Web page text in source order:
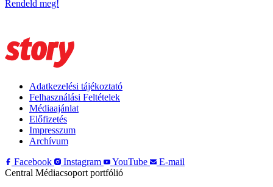
Rendeld meg!
Adatkezelési tájékoztató
Felhasználási Feltételek
Médiaajánlat
Előfizetés
Impresszum
Archívum
Facebook
Instagram YouTube
E-mail
Central Médiacsoport portfólió